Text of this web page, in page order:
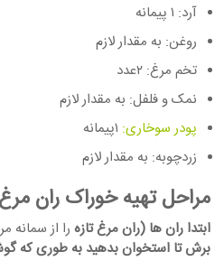
آرد: ۱ پیمانه
روغن: به مقدار لازم
تخم مرغ: ۲عدد
نمک و فلفل: به مقدار لازم
پودر سوخاری:
زردچوبه: به مقدار لازم
مراحل تهیه خوراک ران
ابتدا ران ها (ران مرغ تازه را از سمانه
برش تا استخوان بدهید به طوری که